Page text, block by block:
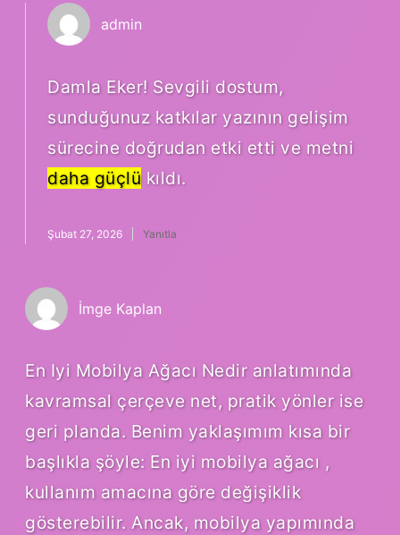
admin
Damla Eker! Sevgili dostum,
sunduğunuz katkılar yazının gelişim
sürecine doğrudan etki etti ve metni
daha güçlü kıldı.
Şubat 27, 2026 Yanıtla
İmge Kaplan
En Iyi Mobilya Ağacı Nedir anlatımında
kavramsal çerçeve net, pratik yönler ise
geri planda. Benim yaklaşımım kısa bir
başlıkla şöyle: En iyi mobilya ağacı ,
kullanım amacına göre değişiklik
gösterebilir. Ancak, mobilya yapımında